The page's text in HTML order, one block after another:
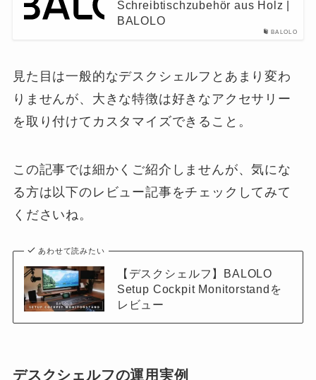
BALOLO
Schreibtischzubehör aus Holz |
BALOLO
見た目は一般的なデスクシェルフとあまり変わ
りませんが、大きな特徴は好きなアクセサリー
を取り付けてカスタマイズできること。
この記事では細かくご紹介しませんが、気にな
る方は以下のレビュー記事をチェックしてみて
くださいね。
あわせて読みたい
【デスクシェルフ】BALOLO
Setup Cockpit Monitorstandを
レビュー
デスクシェルフの運用実例